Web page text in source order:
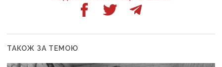
ТАКОЖ ЗА ТЕМОЮ